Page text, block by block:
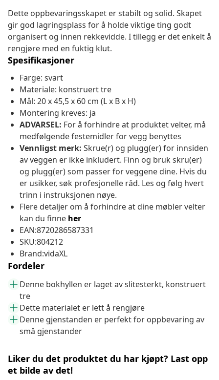
Dette oppbevaringsskapet er stabilt og solid. Skapet
gir god lagringsplass for å holde viktige ting godt
organisert og innen rekkevidde. I tillegg er det enkelt å
rengjøre med en fuktig klut.
Spesifikasjoner
Farge: svart
Materiale: konstruert tre
Mål: 20 x 45,5 x 60 cm (L x B x H)
Montering kreves: ja
ADVARSEL: For å forhindre at produktet velter, må
medfølgende festemidler for vegg benyttes
Vennligst merk: Skrue(r) og plugg(er) for innsiden
av veggen er ikke inkludert. Finn og bruk skru(er)
og plugg(er) som passer for veggene dine. Hvis du
er usikker, søk profesjonelle råd. Les og følg hvert
trinn i instruksjonen nøye.
Flere detaljer om å forhindre at dine møbler velter
kan du finne her
EAN:8720286587331
SKU:804212
Brand:vidaXL
Fordeler
Denne bokhyllen er laget av slitesterkt, konstruert
tre
Dette materialet er lett å rengjøre
Denne gjenstanden er perfekt for oppbevaring av
små gjenstander
Liker du det produktet du har kjøpt? Last opp
et bilde av det!